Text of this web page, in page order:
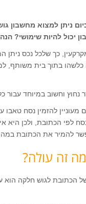
ניתן למצוא מחשבון
יכול להיות שימושי?
כך שלכל נכס ניתן
בתוך בית משותף,
וחשוב במיוחד עבור
להזמין נסח טאבו
הכתובת, ולכן היא
להמיר את הכתובת
זה עולה?
לגוש חלקה הוא